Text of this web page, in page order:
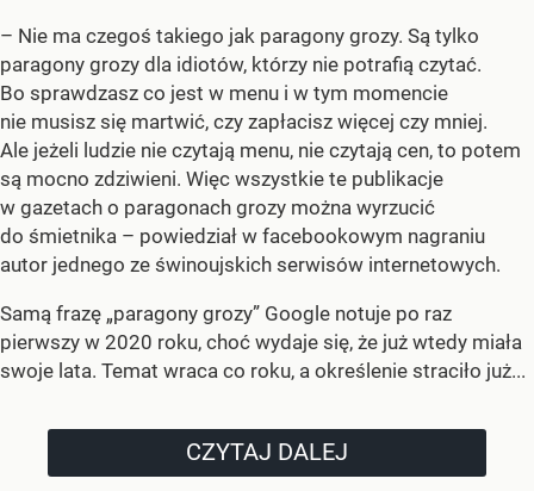
– Nie ma czegoś takiego jak paragony grozy. Są tylko
paragony grozy dla idiotów, którzy nie potrafią czytać.
Bo sprawdzasz co jest w menu i w tym momencie
nie musisz się martwić, czy zapłacisz więcej czy mniej.
Ale jeżeli ludzie nie czytają menu, nie czytają cen, to potem
są mocno zdziwieni. Więc wszystkie te publikacje
w gazetach o paragonach grozy można wyrzucić
do śmietnika – powiedział w facebookowym nagraniu
autor jednego ze świnoujskich serwisów internetowych.
Samą frazę „paragony grozy” Google notuje po raz
pierwszy w 2020 roku, choć wydaje się, że już wtedy miała
swoje lata. Temat wraca co roku, a określenie straciło już...
CZYTAJ DALEJ